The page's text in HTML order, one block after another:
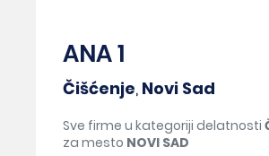
ANA 1
Čišćenje, Novi Sad
Sve firme u kategoriji delatnosti
za mesto NOVI SAD